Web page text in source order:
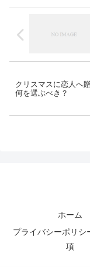
クリスマスに恋人へ
何を選ぶべき？
ホーム
プライバシーポリシ
項